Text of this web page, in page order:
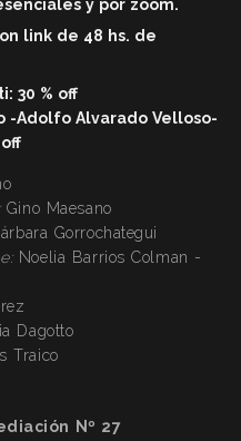
y por zoom.
link de 48 hs. de
30 % off
-Adolfo Alvarado Velloso-
Gino Maesano
Gorrochategui
Noelia Barrios Colman -
Dagotto
Traico
Nº 27